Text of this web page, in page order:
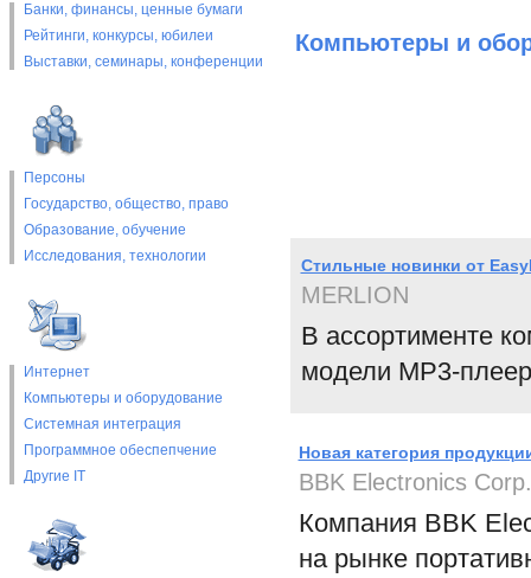
Банки, финансы, ценные бумаги
Рейтинги, конкурсы, юбилеи
Выставки, cеминары, конференции
Персоны
Государство, общество, право
Образование, обучение
Исследования, технологии
Интернет
Компьютеры и оборудование
Системная интеграция
Программное обеспепчение
Другие IT
Компьютеры и
Стильные новинки от
MERLION
В ассортименте
модели MP3-
Новая категория
BBK Electronics
Компания BBK
на рынке